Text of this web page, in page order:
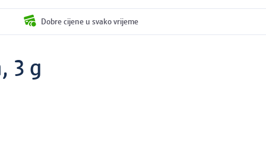
Dobre cijene u svako vrijeme
3 g